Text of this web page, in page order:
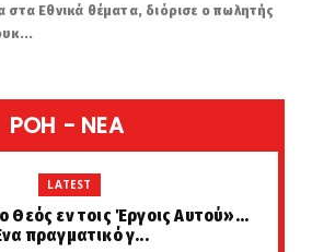
στα Εθνικά θέματα, διόρισε ο πωλητής
POH - NEA
LATEST
εν τοις Έργοις Αυτού»...
πραγματικό γ...